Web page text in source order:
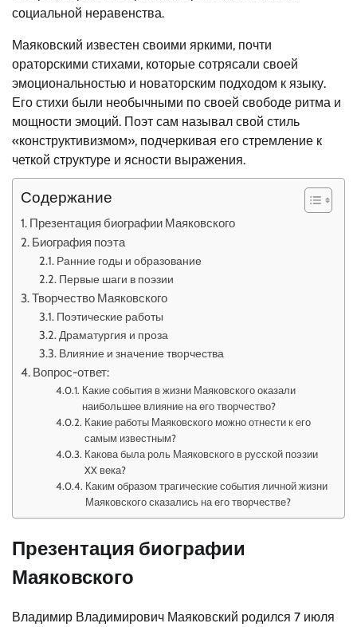
социальной неравенства.
Маяковский известен своими яркими, почти
ораторскими стихами, которые сотрясали своей
эмоциональностью и новаторским подходом к языку.
Его стихи были необычными по своей свободе ритма и
мощности эмоций. Поэт сам называл свой стиль
«конструктивизмом», подчеркивая его стремление к
четкой структуре и ясности выражения.
Содержание
Презентация биографии Маяковского
Биография поэта
Ранние годы и образование
Первые шаги в поэзии
Творчество Маяковского
Поэтические работы
Драматургия и проза
Влияние и значение творчества
Вопрос-ответ:
Какие события в жизни Маяковского оказали
наибольшее влияние на его творчество?
Какие работы Маяковского можно отнести к его
самым известным?
Какова была роль Маяковского в русской поэзии
XX века?
Каким образом трагические события личной жизни
Маяковского сказались на его творчестве?
Презентация биографии
Маяковского
Владимир Владимирович Маяковский родился 7 июля